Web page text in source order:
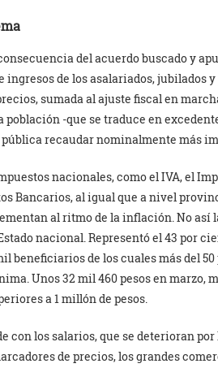
del acuerdo buscado y
ingresos de los asalariados, jubilados
sumada al ajuste fiscal en
población -que se traduce en
recaudar nominalmente más
nacionales, como el IVA, el
Bancarios, al igual que a nivel
al ritmo de la inflación. No así
nacional. Representó el 43 por
beneficiarios de los cuales más del
Unos 32 mil 460 pesos en marzo,
a 1 millón de pesos.
con los salarios, que se deterioran
de precios, los grandes